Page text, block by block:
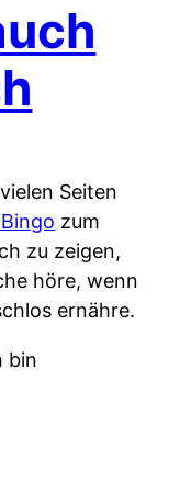
Seiten
zum
zu zeigen,
höre, wenn
ernähre.
bin